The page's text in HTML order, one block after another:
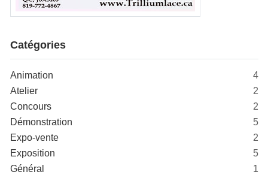
Catégories
Animation
4
Atelier
2
Concours
2
Démonstration
5
Expo-vente
2
Exposition
5
Général
1